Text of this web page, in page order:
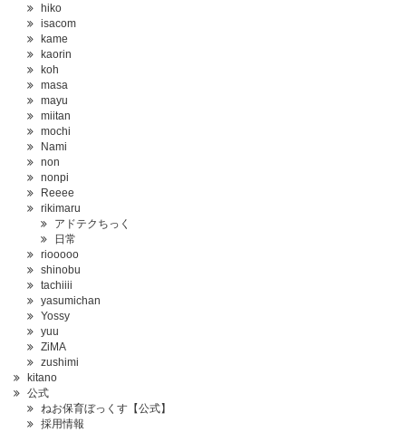
hiko
isacom
kame
kaorin
koh
masa
mayu
miitan
mochi
Nami
non
nonpi
Reeee
rikimaru
アドテクちっく
日常
riooooo
shinobu
tachiiii
yasumichan
Yossy
yuu
ZiMA
zushimi
kitano
公式
ねお保育ぼっくす【公式】
採用情報